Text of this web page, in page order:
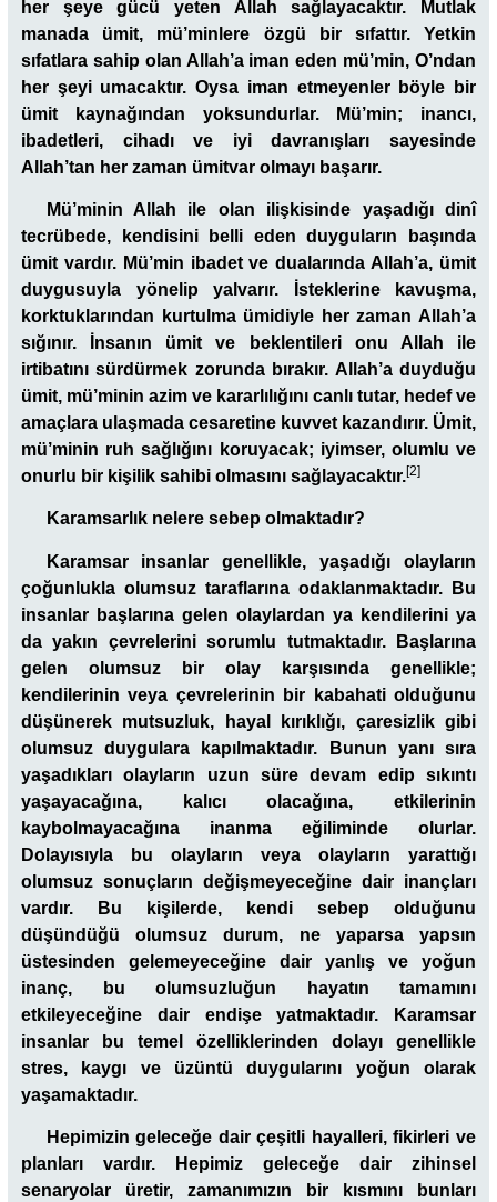
her şeye gücü yeten Allah sağlayacaktır. Mutlak
manada ümit, mü’minlere özgü bir sıfattır. Yetkin
sıfatlara sahip olan Allah’a iman eden mü’min, O’ndan
her şeyi umacaktır. Oysa iman etmeyenler böyle bir
ümit kaynağından yoksundurlar. Mü’min; inancı,
ibadetleri, cihadı ve iyi davranışları sayesinde
Allah’tan her zaman ümitvar olmayı başarır.
Mü’minin Allah ile olan ilişkisinde yaşadığı dinî
tecrübede, kendisini belli eden duyguların başında
ümit vardır. Mü’min ibadet ve dualarında Allah’a, ümit
duygusuyla yönelip yalvarır. İsteklerine kavuşma,
korktuklarından kurtulma ümidiyle her zaman Allah’a
sığınır. İnsanın ümit ve beklentileri onu Allah ile
irtibatını sürdürmek zorunda bırakır. Allah’a duyduğu
ümit, mü’minin azim ve kararlılığını canlı tutar, hedef ve
amaçlara ulaşmada cesaretine kuvvet kazandırır. Ümit,
mü’minin ruh sağlığını koruyacak; iyimser, olumlu ve
onurlu bir kişilik sahibi olmasını sağlayacaktır.[2]
Karamsarlık nelere sebep olmaktadır?
Karamsar insanlar genellikle, yaşadığı olayların
çoğunlukla olumsuz taraflarına odaklanmaktadır. Bu
insanlar başlarına gelen olaylardan ya kendilerini ya
da yakın çevrelerini sorumlu tutmaktadır. Başlarına
gelen olumsuz bir olay karşısında genellikle;
kendilerinin veya çevrelerinin bir kabahati olduğunu
düşünerek mutsuzluk, hayal kırıklığı, çaresizlik gibi
olumsuz duygulara kapılmaktadır. Bunun yanı sıra
yaşadıkları olayların uzun süre devam edip sıkıntı
yaşayacağına, kalıcı olacağına, etkilerinin
kaybolmayacağına inanma eğiliminde olurlar.
Dolayısıyla bu olayların veya olayların yarattığı
olumsuz sonuçların değişmeyeceğine dair inançları
vardır. Bu kişilerde, kendi sebep olduğunu
düşündüğü olumsuz durum, ne yaparsa yapsın
üstesinden gelemeyeceğine dair yanlış ve yoğun
inanç, bu olumsuzluğun hayatın tamamını
etkileyeceğine dair endişe yatmaktadır. Karamsar
insanlar bu temel özelliklerinden dolayı genellikle
stres, kaygı ve üzüntü duygularını yoğun olarak
yaşamaktadır.
Hepimizin geleceğe dair çeşitli hayalleri, fikirleri ve
planları vardır. Hepimiz geleceğe dair zihinsel
senaryolar üretir, zamanımızın bir kısmını bunları